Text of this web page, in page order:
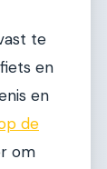
te
en
en
de
om